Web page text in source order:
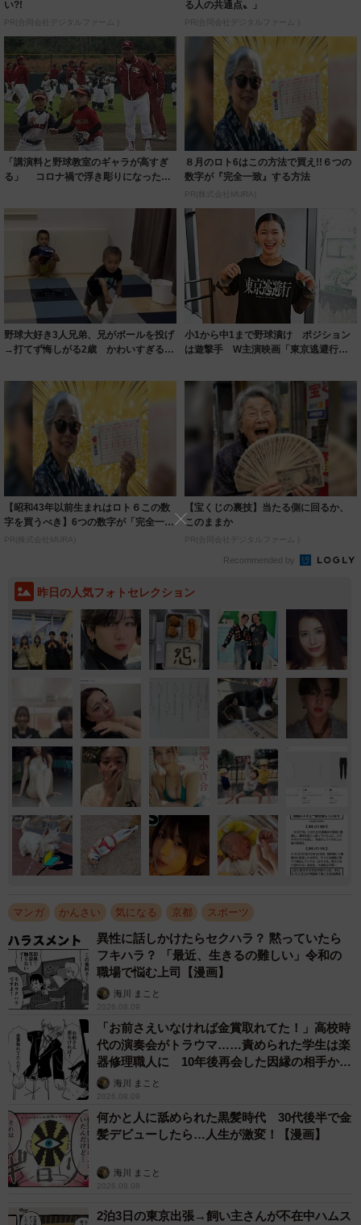
い?!
PR(合同会社デジタルファーム )
る人の共通点〟」
PR(合同会社デジタルファーム )
「講演料と野球教室のギャラが高すぎ
る」 コロナ禍で浮き彫りになった実
８月のロト6はこの方法で買え!!６つの
数字が『完全一致』する方法
PR(株式会社MURA)
野球大好き3人兄弟、兄がボールを投げ
→打てず悔しがる2歳 かわいすぎる一
小1から中1まで野球漬け ポジション
は遊撃手 W主演映画「東京逃避行」
【昭和43年以前生まれはロト６この数
字を買うべき】6つの数字が「完全一
致」する方...
PR(株式会社MURA)
【宝くじの裏技】当たる側に回るか、
このままか
PR(合同会社デジタルファーム )
Recommended by
昨日の人気フォトセレクション
マンガ かんさい 気になる 京都 スポーツ
異性に話しかけたらセクハラ？ 黙っていたら
フキハラ？ 「最近、生きるの難しい」令和の
職場で悩む上司【漫画】
海川 まこと
2026.08.09
「お前さえいなければ金賞取れてた！」高校時
代の演奏会がトラウマ……責められた学生は楽
器修理職人に 10年後再会した因縁の相手から
思わぬ申し出【漫画】
海川 まこと
2026.08.09
何かと人に舐められた黒髪時代 30代後半で金
髪デビューしたら…人生が激変！【漫画】
海川 まこと
2026.08.08
2泊3日の東京出張→飼い主さんが不在中ハムス